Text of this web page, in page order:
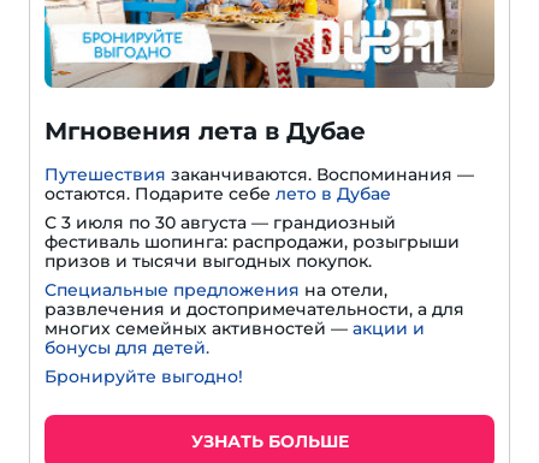
Мгновения лета в Дубае
Путешествия заканчиваются. Воспоминания —
остаются. Подарите себе лето в Дубае
С 3 июля по 30 августа — грандиозный
фестиваль шопинга: распродажи, розыгрыши
призов и тысячи выгодных покупок.
Специальные предложения на отели,
развлечения и достопримечательности, а для
многих семейных активностей — акции и
бонусы для детей.
Бронируйте выгодно!
УЗНАТЬ БОЛЬШЕ